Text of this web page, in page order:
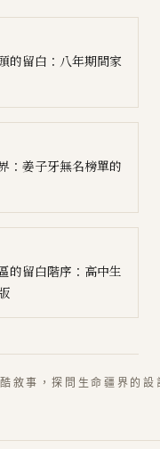
的留白：八年期間家
：姜子牙無名榜單的
的留白階序：高中生
敘事，探問生命疆界的設